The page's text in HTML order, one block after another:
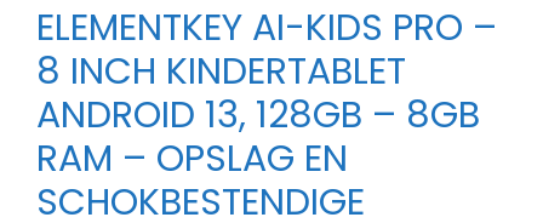
ELEMENTKEY AI-KIDS PRO –
8 INCH KINDERTABLET
ANDROID 13, 128GB – 8GB
RAM – OPSLAG EN
SCHOKBESTENDIGE